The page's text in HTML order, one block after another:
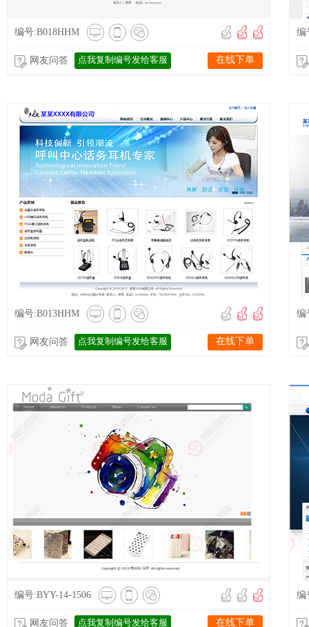
编号:B018HHM
网友问答 点我复制编号发给客服 在线下单
编
编号:B013HHM
网友问答 点我复制编号发给客服 在线下单
编
编号:BYY-14-1506
网友问答 点我复制编号发给客服 在线下单
编